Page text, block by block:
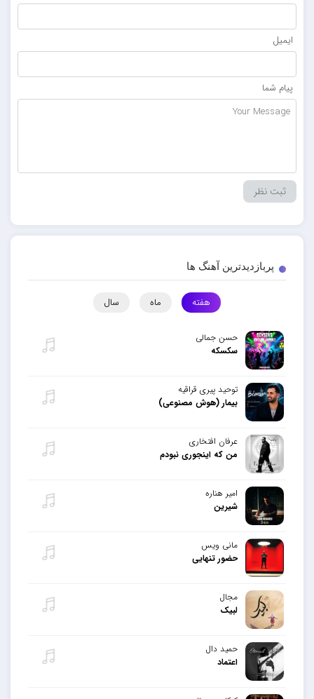
ایمیل
پیام شما
پربازدیدترین آهنگ ها
هفته ماه سال
حسن جمالی
سکسکه
توحید پیری قراقیه
بیمار (هوش مصنوعی)
عرفان افتخاری
من که اینجوری نبودم
امیر هناره
شیرین
مانی ویس
حضور تنهایی
مجال
لبیک
حمید دال
اعتماد